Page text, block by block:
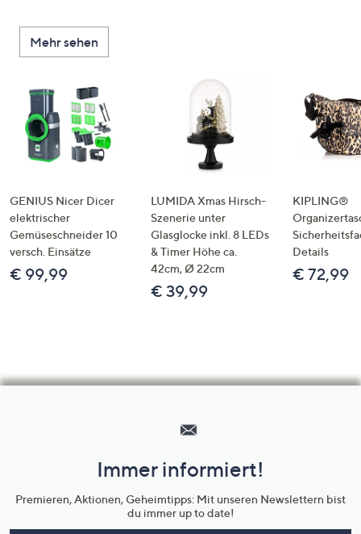
Mehr sehen
GENIUS Nicer Dicer
elektrischer
Gemüseschneider 10
versch. Einsätze
€ 99,99
LUMIDA Xmas Hirsch-
Szenerie unter
Glasglocke inkl. 8 LEDs
& Timer Höhe ca.
42cm, Ø 22cm
€ 39,99
KIPLING®
Details
€ 72,99
Unternehmensinformationen
Immer informiert!
Premieren, Aktionen, Geheimtipps: Mit unseren Newslettern bist
du immer up to date!